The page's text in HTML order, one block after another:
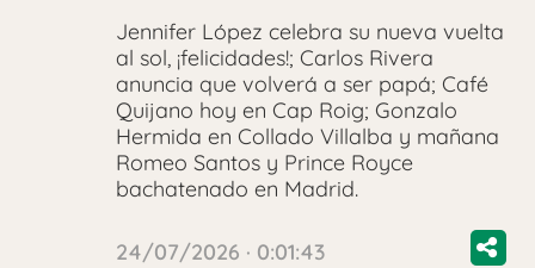
Jennifer López celebra su nueva vuelta
al sol, ¡felicidades!; Carlos Rivera
anuncia que volverá a ser papá; Café
Quijano hoy en Cap Roig; Gonzalo
Hermida en Collado Villalba y mañana
Romeo Santos y Prince Royce
bachatenado en Madrid.
24/07/2026 · 0:01:43